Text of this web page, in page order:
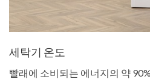
세탁기 온도
빨래에 소비되는 에너지의 약